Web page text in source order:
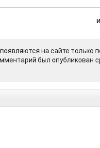
на сайте только
был опубликован